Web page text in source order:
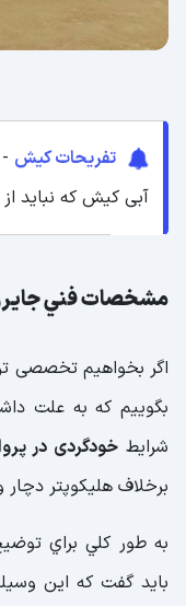
تفریحات کیش
آبی کیش که نباید
مشخصات فني
اگر بخواهيم تخصصی
بگوييم كه به علت
شرايطخودگردی در
برخلاف هليكوپتر
به طور كلي براي
بايد گفت كه اين